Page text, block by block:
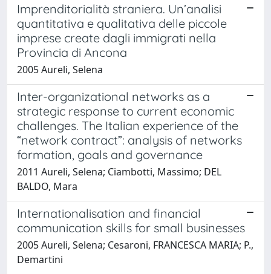
Imprenditorialità straniera. Un’analisi
quantitativa e qualitativa delle piccole
imprese create dagli immigrati nella
Provincia di Ancona
2005 Aureli, Selena
Inter-organizational networks as a
strategic response to current economic
challenges. The Italian experience of the
“network contract”: analysis of networks
formation, goals and governance
2011 Aureli, Selena; Ciambotti, Massimo; DEL
BALDO, Mara
Internationalisation and financial
communication skills for small businesses
2005 Aureli, Selena; Cesaroni, FRANCESCA MARIA; P.,
Demartini